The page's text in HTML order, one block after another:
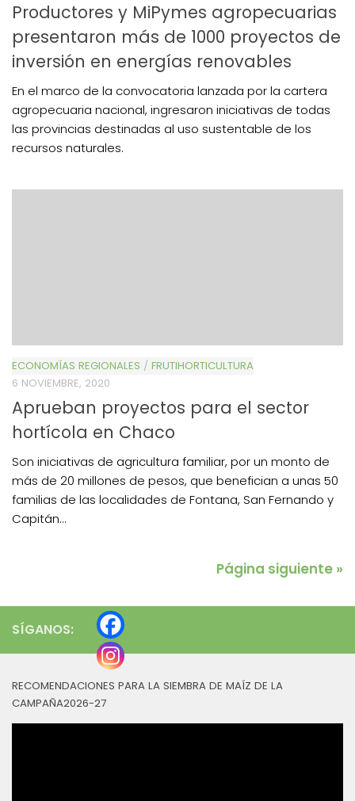
Productores y MiPymes agropecuarias
presentaron más de 1000 proyectos de
inversión en energías renovables
En el marco de la convocatoria lanzada por la cartera
agropecuaria nacional, ingresaron iniciativas de todas
las provincias destinadas al uso sustentable de los
recursos naturales.
ECONOMÍAS REGIONALES / FRUTIHORTICULTURA
6 NOVIEMBRE, 2020
Aprueban proyectos para el sector
hortícola en Chaco
Son iniciativas de agricultura familiar, por un monto de
más de 20 millones de pesos, que benefician a unas 50
familias de las localidades de Fontana, San Fernando y
Capitán...
Página siguiente »
SÍGANOS:
RECOMENDACIONES PARA LA SIEMBRA DE MAÍZ DE LA
CAMPAÑA2026-27